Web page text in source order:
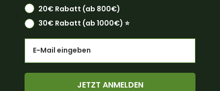
20€ Rabatt (ab 800€)
30€ Rabatt (ab 1000€) ⭐️
JETZT ANMELDEN